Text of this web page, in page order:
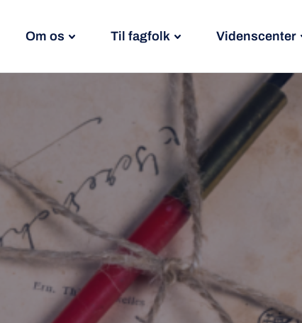
Om os Til fagfolk Videnscenter